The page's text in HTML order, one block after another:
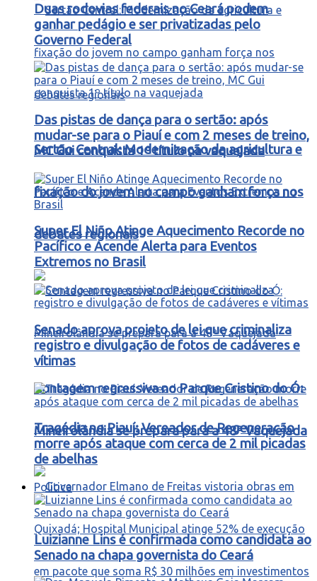
Sertão Central: Modernização da agricultura e
fixação do jovem no campo ganham força nos
debates regionais
Contagem regressiva no Parque Cristino do Ó:
Mineirolândia se prepara para a 48ª Vaquejada
Duas rodovias federais no Ceará podem
ganhar pedágio e ser privatizadas pelo
Governo Federal
Das pistas de dança para o sertão: após
mudar-se para o Piauí e com 2 meses de treino,
MC Gui conquista 1º título na vaquejada
Super El Niño Atinge Aquecimento Recorde no
Pacífico e Acende Alerta para Eventos
Extremos no Brasil
Senado aprova projeto de lei que criminaliza
registro e divulgação de fotos de cadáveres e
vítimas
Tragédia no Piauí: Vereador de Regeneração
morre após ataque com cerca de 2 mil picadas
de abelhas
Política
Luizianne Lins é confirmada como candidata ao
Senado na chapa governista do Ceará